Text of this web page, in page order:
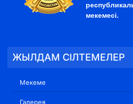
мекемесі.
ЖЫЛДАМ СІЛТЕМЕЛЕР
Мекеме
Галерея